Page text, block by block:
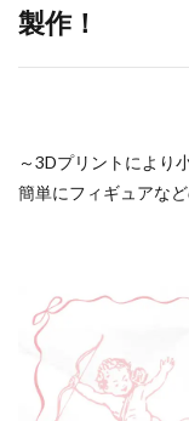
製作！
～3Dプリントにより
簡単にフィギュアな